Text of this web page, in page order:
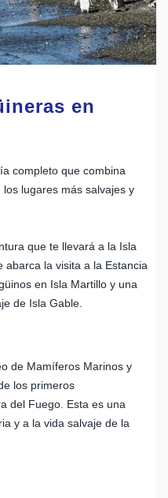
en
completo que combina
lugares más salvajes y
que te llevará a la Isla
abarca la visita a la Estancia
en Isla Martillo y una
de Isla Gable.
de Mamíferos Marinos y
los primeros
del Fuego. Esta es una
y a la vida salvaje de la